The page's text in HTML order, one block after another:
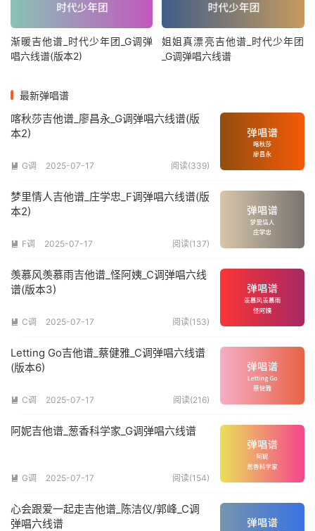
渐暖吉他谱_时代少年团_G调弹
唱六线谱(版本2)
姐姐真漂亮吉他谱_时代少年团
_G调弹唱六线谱
最新弹唱谱
喀秋莎吉他谱_廖昌永_G调弹唱六线谱(版
本2)
 G调 2025-07-17 阅读(339)
梦里情人吉他谱_庄学忠_F调弹唱六线谱(版
本2)
 F调 2025-07-17 阅读(137)
羡慕风羡慕雨吉他谱_怪阿姨_C调弹唱六线
谱(版本3)
 C调 2025-07-17 阅读(153)
Letting Go吉他谱_蔡健雅_C调弹唱六线谱
(版本6)
 C调 2025-07-17 阅读(216)
阿妮吉他谱_葱香科学家_G调弹唱六线谱
 G调 2025-07-17 阅读(154)
心会跟爱一起走吉他谱_陈洁仪/郭峰_C调
弹唱六线谱